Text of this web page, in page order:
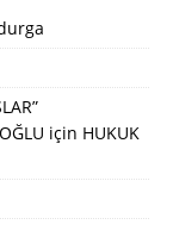
için HUKUK